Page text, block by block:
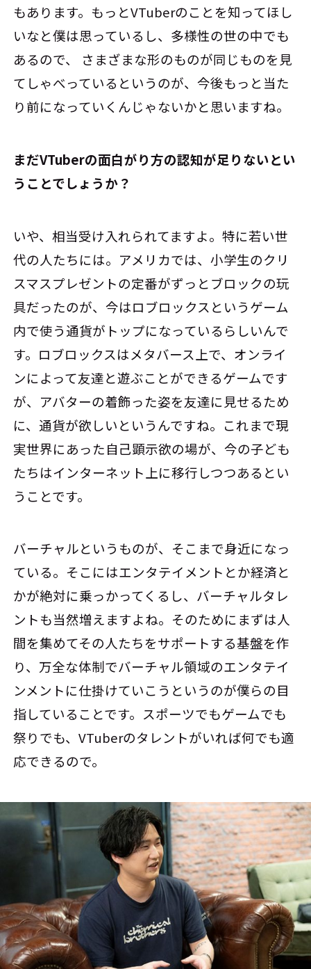
もあります。もっとVTuberのことを知ってほし
いなと僕は思っているし、多様性の世の中でも
あるので、 さまざまな形のものが同じものを見
てしゃべっているというのが、今後もっと当た
り前になっていくんじゃないかと思いますね。
――まだVTuberの面白がり方の認知が足りないとい
うことでしょうか？
いや、相当受け入れられてますよ。特に若い世
代の人たちには。アメリカでは、小学生のクリ
スマスプレゼントの定番がずっとブロックの玩
具だったのが、今はロブロックスというゲーム
内で使う通貨がトップになっているらしいんで
す。ロブロックスはメタバース上で、オンライ
ンによって友達と遊ぶことができるゲームです
が、アバターの着飾った姿を友達に見せるため
に、通貨が欲しいというんですね。これまで現
実世界にあった自己顕示欲の場が、今の子ども
たちはインターネット上に移行しつつあるとい
うことです。
バーチャルというものが、そこまで身近になっ
ている。そこにはエンタテイメントとか経済と
かが絶対に乗っかってくるし、バーチャルタレ
ントも当然増えますよね。そのためにまずは人
間を集めてその人たちをサポートする基盤を作
り、万全な体制でバーチャル領域のエンタテイ
ンメントに仕掛けていこうというのが僕らの目
指していることです。スポーツでもゲームでも
祭りでも、VTuberのタレントがいれば何でも適
応できるので。